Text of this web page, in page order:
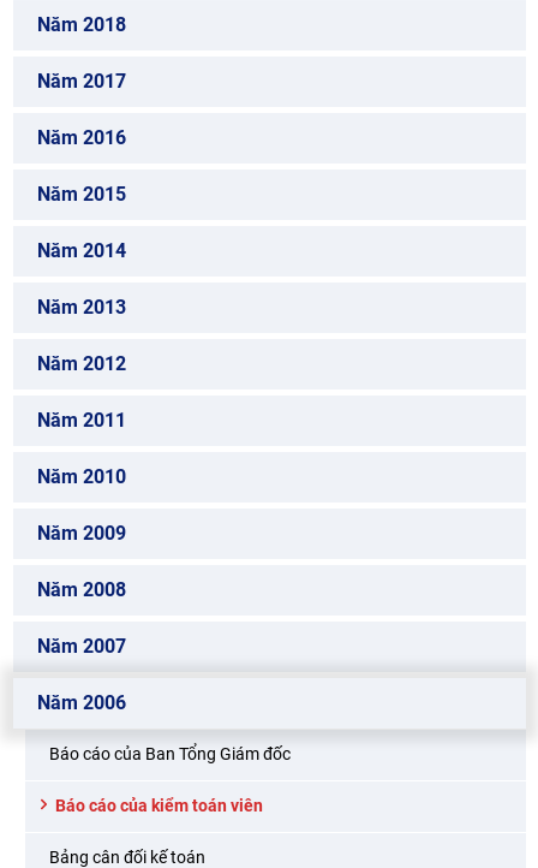
Năm 2018
Năm 2017
Năm 2016
Năm 2015
Năm 2014
Năm 2013
Năm 2012
Năm 2011
Năm 2010
Năm 2009
Năm 2008
Năm 2007
Năm 2006
Báo cáo của Ban Tổng Giám đốc
Báo cáo của kiểm toán viên
Bảng cân đối kế toán